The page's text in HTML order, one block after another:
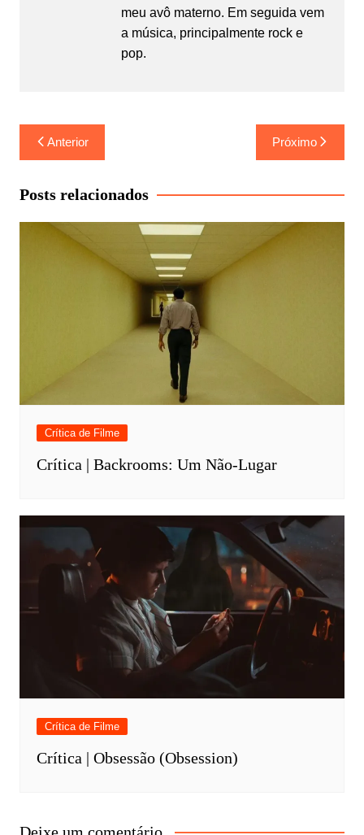
meu avô materno. Em seguida vem
a música, principalmente rock e
pop.
Navegação
de
Post
Anterior Próximo
Posts relacionados
Crítica de Filme
Crítica | Backrooms: Um Não-Lugar
Crítica de Filme
Crítica | Obsessão (Obsession)